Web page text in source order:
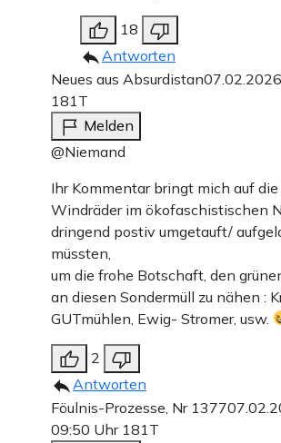
18
Antworten
Neues aus Absurdistan
181T
Melden
@Niemand
Ihr Kommentar bringt mich auf die
Windräder im ökofaschistischen
dringend postiv umgetauft/
müssten,
um die frohe Botschaft, den
an diesen Sondermüll zu nähen :
GUTmühlen, Ewig- Stromer, usw.
2
Antworten
Föulnis-Prozesse, Nr 1377
09:50 Uhr 181T